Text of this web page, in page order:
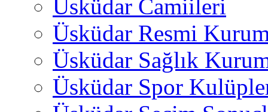
Üsküdar Camiileri
Üsküdar Resmi
Üsküdar Sağlık
Üsküdar Spor